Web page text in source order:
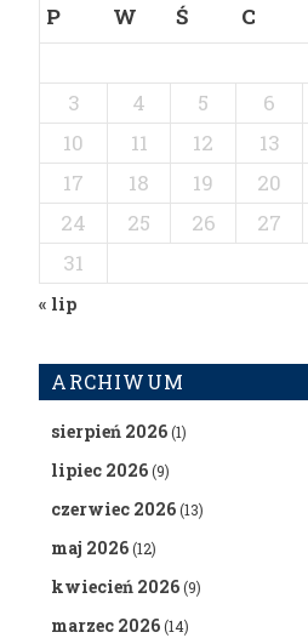
P
W Ś C
3
4 5 6
10
11 12 13
17
18 19 20
24
25 26 27
31
« lip
ARCHIWUM
sierpień 2026(1)
lipiec 2026(9)
czerwiec 2026(13)
maj 2026(12)
kwiecień 2026(9)
marzec 2026(14)